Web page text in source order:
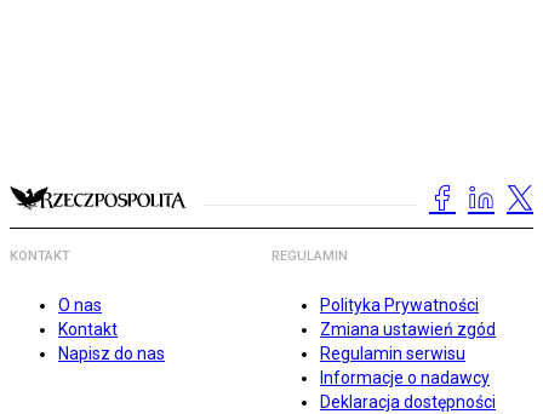
KONTAKT
O nas
Kontakt
Napisz do nas
REGULAMIN
Polityka Prywatności
Zmiana ustawień zgód
Regulamin serwisu
Informacje o nadawcy
Deklaracja dostępności